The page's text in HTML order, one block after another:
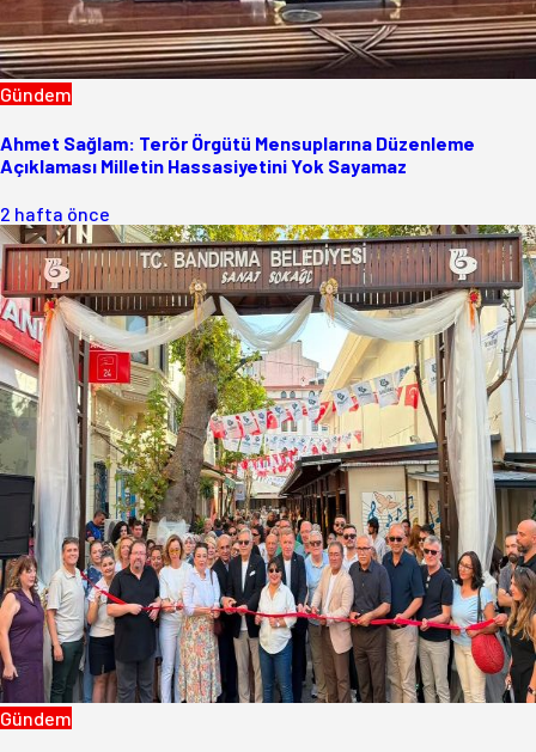
Gündem
Ahmet Sağlam: Terör Örgütü Mensuplarına Düzenleme
Açıklaması Milletin Hassasiyetini Yok Sayamaz
2 hafta önce
Gündem